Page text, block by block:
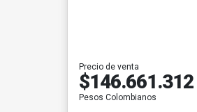
Precio de venta
$146.661.312
Pesos Colombianos